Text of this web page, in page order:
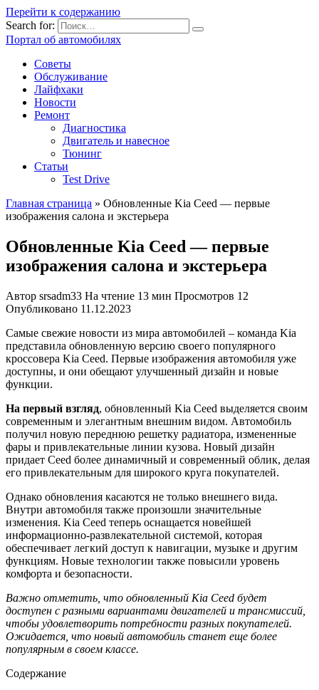
Перейти к содержанию
Search for:
Портал об автомобилях
Советы
Обслуживание
Лайфхаки
Новости
Ремонт
Диагностика
Двигатель и навесное
Тюнинг
Статьи
Test Drive
Главная страница » Обновленные Kia Ceed — первые
изображения салона и экстерьера
Обновленные Kia Ceed — первые
изображения салона и экстерьера
Автор srsadm33 На чтение 13 мин Просмотров 12
Опубликовано 11.12.2023
Самые свежие новости из мира автомобилей – команда Kia
представила обновленную версию своего популярного
кроссовера Kia Ceed. Первые изображения автомобиля уже
доступны, и они обещают улучшенный дизайн и новые
функции.
На первый взгляд, обновленный Kia Ceed выделяется своим
современным и элегантным внешним видом. Автомобиль
получил новую переднюю решетку радиатора, измененные
фары и привлекательные линии кузова. Новый дизайн
придает Ceed более динамичный и современный облик, делая
его привлекательным для широкого круга покупателей.
Однако обновления касаются не только внешнего вида.
Внутри автомобиля также произошли значительные
изменения. Kia Ceed теперь оснащается новейшей
информационно-развлекательной системой, которая
обеспечивает легкий доступ к навигации, музыке и другим
функциям. Новые технологии также повысили уровень
комфорта и безопасности.
Важно отметить, что обновленный Kia Ceed будет
доступен с разными вариантами двигателей и трансмиссий,
чтобы удовлетворить потребности разных покупателей.
Ожидается, что новый автомобиль станет еще более
популярным в своем классе.
Содержание